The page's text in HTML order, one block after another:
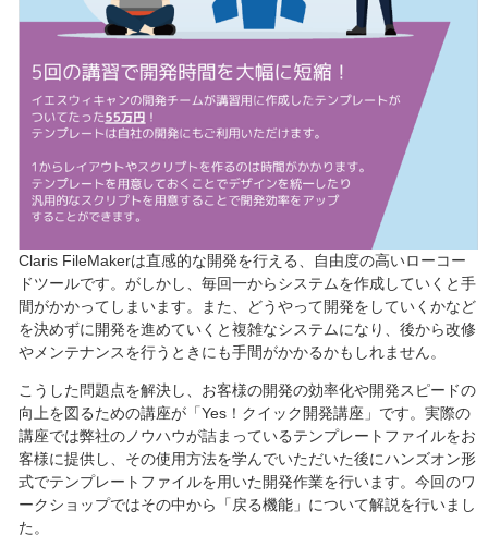
Claris FileMakerは直感的な開発を行える、自由度の高いローコー
ドツールです。がしかし、毎回一からシステムを作成していくと手
間がかかってしまいます。また、どうやって開発をしていくかなど
を決めずに開発を進めていくと複雑なシステムになり、後から改修
やメンテナンスを行うときにも手間がかかるかもしれません。
こうした問題点を解決し、お客様の開発の効率化や開発スピードの
向上を図るための講座が「Yes！クイック開発講座」です。実際の
講座では弊社のノウハウが詰まっているテンプレートファイルをお
客様に提供し、その使用方法を学んでいただいた後にハンズオン形
式でテンプレートファイルを用いた開発作業を行います。今回のワ
ークショップではその中から「戻る機能」について解説を行いまし
た。